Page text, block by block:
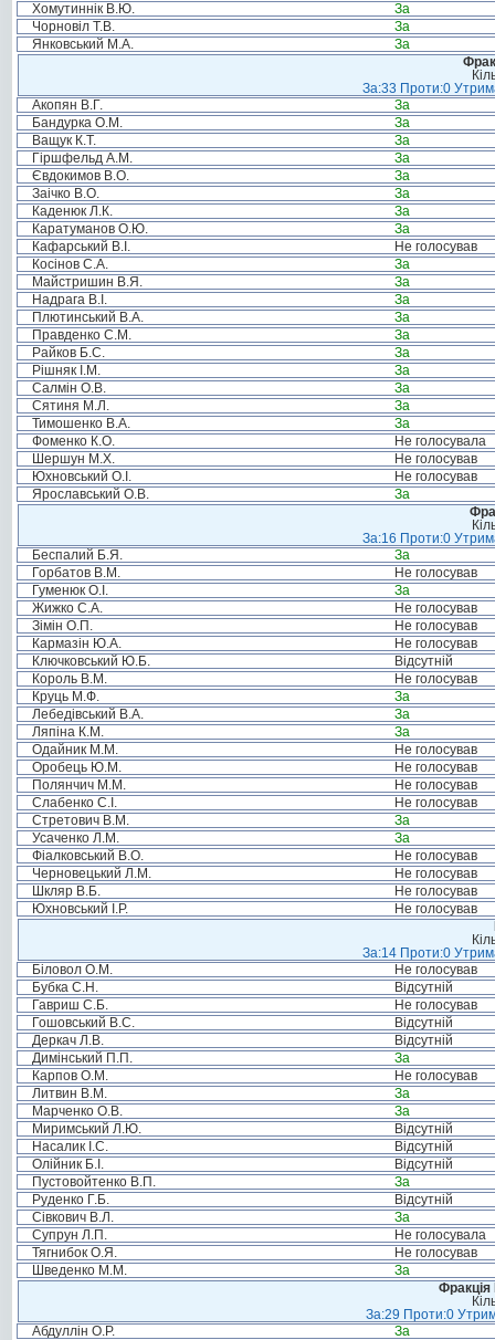
Хомутиннік В.Ю.
За
Чорновіл Т.В.
За
Янковський М.А.
За
За:33 Проти:0
Акопян В.Г.
За
Бандурка О.М.
За
Ващук К.Т.
За
Гіршфельд А.М.
За
Євдокимов В.О.
За
Заічко В.О.
За
Каденюк Л.К.
За
Каратуманов О.Ю.
За
Кафарський В.І.
Не голосував
Косінов С.А.
За
Майстришин В.Я.
За
Надрага В.І.
За
Плютинський В.А.
За
Правденко С.М.
За
Райков Б.С.
За
Рішняк І.М.
За
Салмін О.В.
За
Сятиня М.Л.
За
Тимошенко В.А.
За
Фоменко К.О.
Не голосувала
Шершун М.Х.
Не голосував
Юхновський О.І.
Не голосував
Ярославський О.В.
За
За:16 Проти:0
Беспалий Б.Я.
За
Горбатов В.М.
Не голосував
Гуменюк О.І.
За
Жижко С.А.
Не голосував
Зімін О.П.
Не голосував
Кармазін Ю.А.
Не голосував
Ключковський Ю.Б.
Відсутній
Король В.М.
Не голосував
Круць М.Ф.
За
Лебедівський В.А.
За
Ляпіна К.М.
За
Одайник М.М.
Не голосував
Оробець Ю.М.
Не голосував
Полянчич М.М.
Не голосував
Слабенко С.І.
Не голосував
Стретович В.М.
За
Усаченко Л.М.
За
Фіалковський В.О.
Не голосував
Черновецький Л.М.
Не голосував
Шкляр В.Б.
Не голосував
Юхновський І.Р.
Не голосував
За:14 Проти:0
Біловол О.М.
Не голосував
Бубка С.Н.
Відсутній
Гавриш С.Б.
Не голосував
Гошовський В.С.
Відсутній
Деркач Л.В.
Відсутній
Димінський П.П.
За
Карпов О.М.
Не голосував
Литвин В.М.
За
Марченко О.В.
За
Миримський Л.Ю.
Відсутній
Насалик І.С.
Відсутній
Олійник Б.І.
Відсутній
Пустовойтенко В.П.
За
Руденко Г.Б.
Відсутній
Сівкович В.Л.
За
Супрун Л.П.
Не голосувала
Тягнибок О.Я.
Не голосував
Шведенко М.М.
За
За:29 Проти:0
Абдуллін О.Р.
За